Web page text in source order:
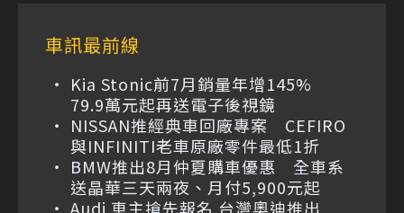
車訊最前線
Kia Stonic前7月銷量年增145%
79.9萬元起再送電子後視鏡
NISSAN推經典車回廠專案 CEFIRO
與INFINITI老車原廠零件最低1折
BMW推出8月仲夏購車優惠 全車系
送晶華三天兩夜、月付5,900元起
Audi 車主搶先報名 台灣奧迪推出